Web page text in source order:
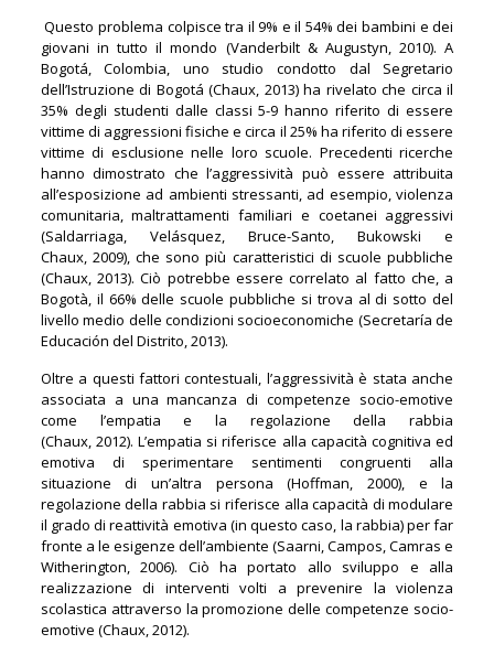
Questo problema colpisce tra il 9% e il 54% dei bambini e dei
giovani in tutto il mondo (Vanderbilt & Augustyn, 2010). A
Bogotá, Colombia, uno studio condotto dal Segretario
dell’Istruzione di Bogotá (Chaux, 2013) ha rivelato che circa il
35% degli studenti dalle classi 5-9 hanno riferito di essere
vittime di aggressioni fisiche e circa il 25% ha riferito di essere
vittime di esclusione nelle loro scuole. Precedenti ricerche
hanno dimostrato che l’aggressività può essere attribuita
all’esposizione ad ambienti stressanti, ad esempio, violenza
comunitaria, maltrattamenti familiari e coetanei aggressivi
(Saldarriaga, Velásquez, Bruce-Santo, Bukowski e
Chaux, 2009), che sono più caratteristici di scuole pubbliche
(Chaux, 2013). Ciò potrebbe essere correlato al fatto che, a
Bogotà, il 66% delle scuole pubbliche si trova al di sotto del
livello medio delle condizioni socioeconomiche (Secretaría de
Educación del Distrito, 2013).
Oltre a questi fattori contestuali, l’aggressività è stata anche
associata a una mancanza di competenze socio-emotive
come l’empatia e la regolazione della rabbia
(Chaux, 2012). L’empatia si riferisce alla capacità cognitiva ed
emotiva di sperimentare sentimenti congruenti alla
situazione di un’altra persona (Hoffman, 2000), e la
regolazione della rabbia si riferisce alla capacità di modulare
il grado di reattività emotiva (in questo caso, la rabbia) per far
fronte a le esigenze dell’ambiente (Saarni, Campos, Camras e
Witherington, 2006). Ciò ha portato allo sviluppo e alla
realizzazione di interventi volti a prevenire la violenza
scolastica attraverso la promozione delle competenze socio-
emotive (Chaux, 2012).